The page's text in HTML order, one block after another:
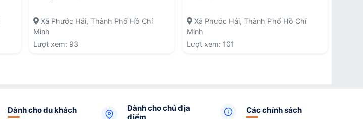
Xã Phước Hải, Thành Phố Hồ Chí
Minh
Lượt xem: 93
Xã Phước Hải, Thành Phố Hồ Chí
Minh
Lượt xem: 101
Dành cho du khách
Dành cho chủ địa
Các chính sách